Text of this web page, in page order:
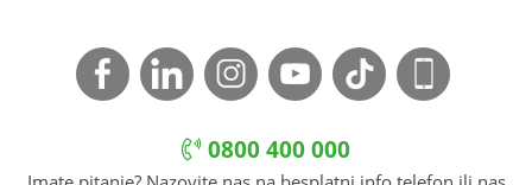
0800 400 000